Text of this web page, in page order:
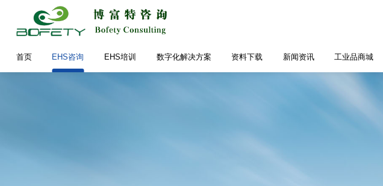
首页 EHS咨询 EHS培训 数字化解决方案 资料下载 新闻资讯 工业品商城